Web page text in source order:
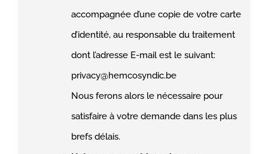
accompagnée d’une copie de votre carte
d’identité, au responsable du traitement
dont l’adresse E-mail est le suivant:
privacy@hemcosyndic.be
Nous ferons alors le nécessaire pour
satisfaire à votre demande dans les plus
brefs délais.